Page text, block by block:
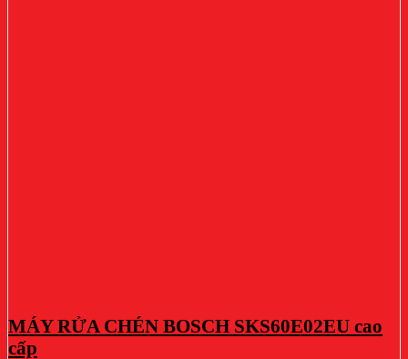
MÁY RỬA CHÉN BOSCH SKS60E02EU cao
cấp